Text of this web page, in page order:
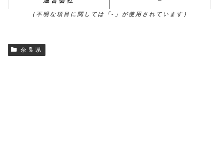
（不明な項目に関しては「-」が使用されています）
奈良県